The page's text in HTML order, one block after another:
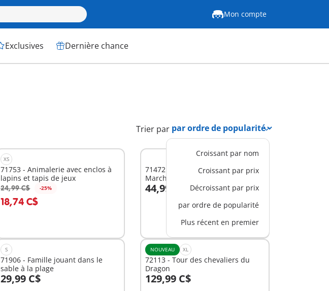
Mon compte
Exclusives Dernière chance
Trier par
Croissant par nom
Croissant par prix
Décroissant par prix
par ordre de popularité
Plus récent en premier
XS
71753 - Animalerie avec enclos à
lapins et tapis de jeux
24,99 C$ -25%
18,74 C$
Au panier
71472 - Calendrier de l'Avent
Marché de Noël
44,99 C$
Au panier
S
71906 - Famille jouant dans le
sable à la plage
29,99 C$
Au panier
NOUVEAU XL
72113 - Tour des chevaliers du
Dragon
129,99 C$
Au panier